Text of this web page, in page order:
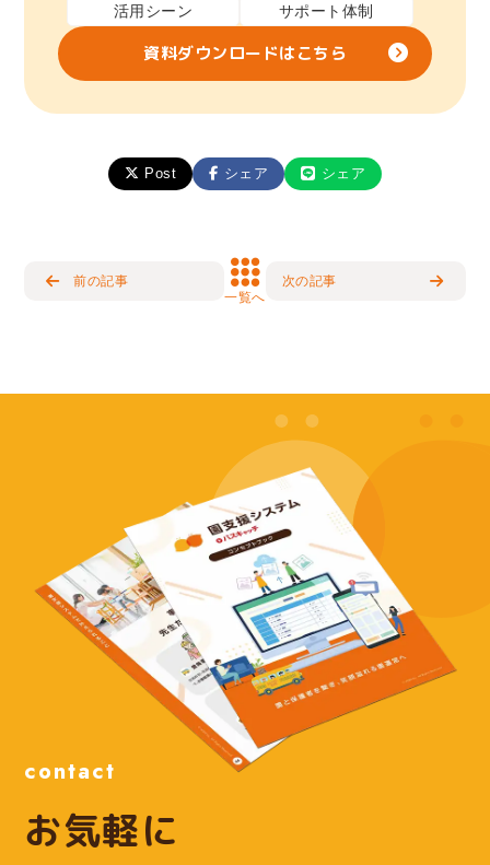
活用シーン
サポート体制
資料ダウンロードはこちら
Post シェア シェア
前の記事
一覧へ
次の記事
contact
お気軽に